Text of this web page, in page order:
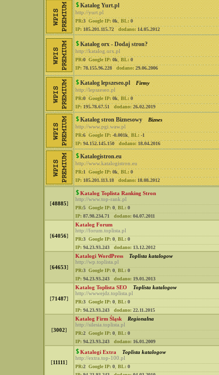
Katalog Yurt.pl
http://yurt.pl
PR:3 Google IP: 0k,BL: 0
IP: 185.201.115.72 dodano: 14.05.2012
Katalog orx - Dodaj stron?
http://katalog.orx.pl
PR:0 Google IP: 0k,BL: 0
IP: 78.155.96.228 dodano: 29.06.2006
Katalog lepszeseo.pl
Firmy
http://lepszeseo.pl
PR:0 Google IP: 0k,BL: 0
IP: 195.78.67.51 dodano: 26.02.2019
Katalog stron Biznesowy
Biznes
http://www.pgi.waw.pl
PR:6 Google IP: -0.001k,BL: -1
IP: 94.152.145.150 dodano: 18.04.2016
Katalogistron.eu
http://www.katalogistron.eu
PR:1 Google IP: 0k,BL: 0
IP: 185.201.113.18 dodano: 18.08.2012
[48885]
Katalog Toplista Ranking Stron
http://www.top-rank.pl
PR:5 Google IP: 0 BL: 0
IP: 87.98.234.71 dodano: 04.07.2011
[64056]
Katalog Forum
http://forum.toplista.pl
PR:3 Google IP: 0 BL: 0
IP: 94.23.93.243 dodano: 13.12.2012
[64653]
Katalogi WordPress
Toplista katalogow
http://wp.toplista.pl
PR:3 Google IP: 0 BL: 0
IP: 94.23.93.243 dodano: 19.01.2013
[71487]
Katalog Toplista SEO
Toplista katalogow
http://wwwejdz.toplista.pl
PR:3 Google IP: 0 BL: 0
IP: 94.23.93.243 dodano: 22.11.2015
[3002]
Katalog Firm Śląsk
Regionalna
http://silesia.toplista.pl
PR:2 Google IP: 0 BL: 0
IP: 94.23.93.243 dodano: 16.01.2009
[11111]
Katalogi Extra
Toplista katalogow
http://extra.top-100.pl
PR:2 Google IP: 0 BL: 0